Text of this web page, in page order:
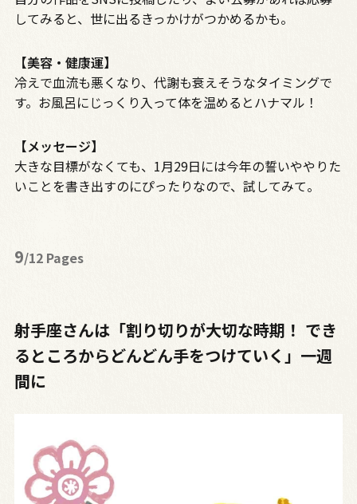
してみると、世に出るきっかけがつかめるかも。
【美容・健康運】
冷えで血流も悪くなり、代謝も衰えそうなタイミングで
す。お風呂にじっくり入って体を温めるとハナマル！
【メッセージ】
大きな目標がなくても、 1月29日には今年の誓いややりた
いことを書き出すのにぴったりなので、試してみて。
9/12 Pages
射手座さんは「割り切りが大切な時期！ でき
るところからどんどん手をつけていく」一週
間に